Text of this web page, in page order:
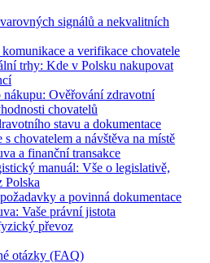
signálů a nekvalitních
a verifikace chovatele
trhy: Kde v Polsku nakupovat
nákupu: Ověřování zdravotní
chovatelů
stavu a dokumentace
chovatelem a návštěva na místě
a finanční transakce
manuál: Vše o legislativě,
Polska
a povinná dokumentace
Vaše právní jistota
převoz
otázky (FAQ)